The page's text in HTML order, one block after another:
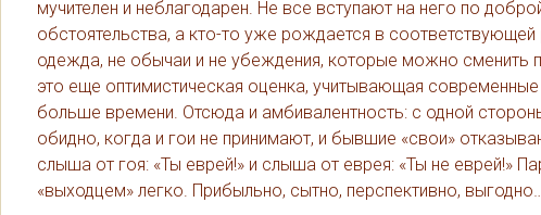
мучителен и неблагодарен. Не все вступают на него по
обстоятельства, а кто-то уже рождается в
одежда, не обычаи и не убеждения, которые можно сменить
это еще оптимистическая оценка, учитывающая
больше времени. Отсюда и амбивалентность: с одной
обидно, когда и гои не принимают, и бывшие «свои»
слыша от гоя: «Ты еврей!» и слыша от еврея: «Ты не еврей!»
«выходцем» легко. Прибыльно, сытно, перспективно,